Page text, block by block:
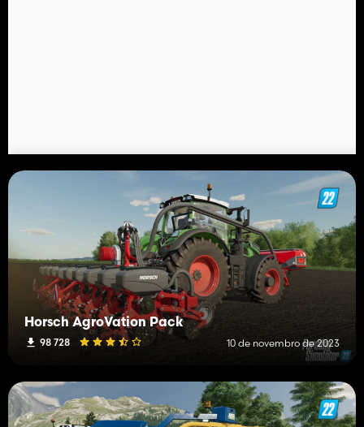
Horsch AgroVation Pack
98 728 10 de novembro de 2023